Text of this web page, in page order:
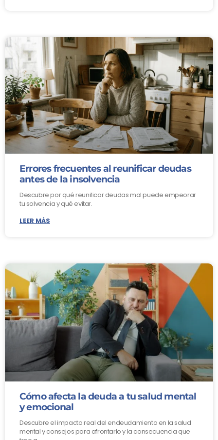
Errores frecuentes al reunificar deudas
antes de la insolvencia
Descubre por qué reunificar deudas mal puede empeorar
tu solvencia y qué evitar.
LEER MÁS
Cómo afecta la deuda a tu salud mental
y emocional
Descubre el impacto real del endeudamiento en la salud
mental y consejos para afrontarlo y la consecuencia que